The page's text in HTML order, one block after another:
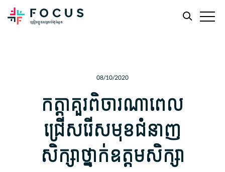
08/10/2020
កត្តាគួរពិចារណាពេល
ជ្រើសរើសមុខជំនាញ
សិក្សាថ្នាក់ឧត្តមសិក្សា